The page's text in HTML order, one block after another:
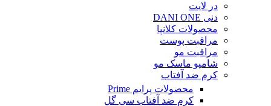
در لایت
دنی DANI ONE
محصولات کلانپا
مراقبت پوست
مراقبت مو
شامپو ماسک مو
کرم ضد آفتاب
محصولات پرایم Prime
کرم ضد آفتاب سی گل